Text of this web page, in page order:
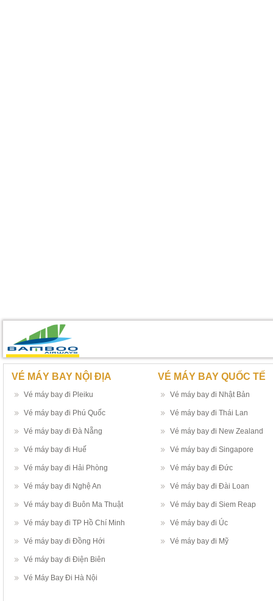
VÉ MÁY BAY NỘI ĐỊA
Vé máy bay đi Pleiku
Vé máy bay đi Phú Quốc
Vé máy bay đi Đà Nẵng
Vé máy bay đi Huế
Vé máy bay đi Hải Phòng
Vé máy bay đi Nghệ An
Vé máy bay đi Buôn Ma Thuật
Vé máy bay đi TP Hồ Chí Minh
Vé máy bay đi Đồng Hới
Vé máy bay đi Điện Biên
Vé Máy Bay Đi Hà Nội
VÉ MÁY BAY QUỐC TẾ
Vé máy bay đi Nhật Bản
Vé máy bay đi Thái Lan
Vé máy bay đi New Zealand
Vé máy bay đi Singapore
Vé máy bay đi Đức
Vé máy bay đi Đài Loan
Vé máy bay đi Siem Reap
Vé máy bay đi Úc
Vé máy bay đi Mỹ